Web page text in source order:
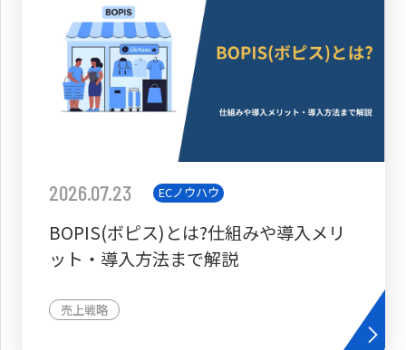
2026.07.23 ECノウハウ
BOPIS(ボピス)とは?仕組みや導入メリ
ット・導入方法まで解説
売上戦略